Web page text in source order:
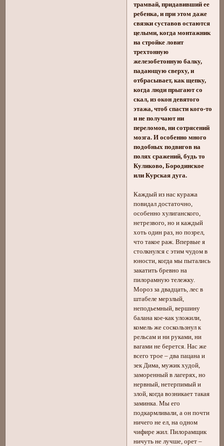
трамвай, придавивший ее
ребенка, и при этом даже
связки суставов остаются
целыми, когда монтажник
на стройке ловит
трехтонную
железобетонную балку,
падающую сверху, и
отбрасывает, как щепку,
когда люди прыгают со
скал, из окон девятого
этажа, чтоб спасти кого-то
и не получают ни
переломов, ни сотрясений
мозга. И особенно много
подобных подвигов на
полях сражений, будь то
Куликово, Бородинское
или Курская дуга.
Каждый из нас куража
повидал достаточно,
особенно хулиганского,
нетрезвого, но и каждый
хоть один раз, но позрел,
что такое раж. Впервые я
столкнулся с этим чудом в
юности, когда мы пытались
закатить бревно на
пилорамную тележку.
Мороз за двадцать, лес в
штабеле мерзлый,
неподьемный, вершину
балана кое-как уложили,
комель же соскользнул к
рельсам и ни руками, ни
вагами не берется. Нас же
всего трое – два пацана и
зек Дима, мужик худой,
заморенный в лагерях, но
нервный, нетерпимый и
злой, когда возникает такая
заминка. Мы его
подкармливали, а он почти
ничего не ел, на одном
чифире жил. Пилорамщик
ничуть не лучше, орет –